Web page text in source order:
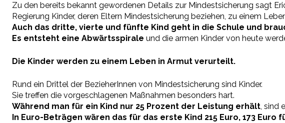
Zu den bereits bekannt gewordenen Details zur Mindestsicherung sagt
Regierung Kinder, deren Eltern Mindestsicherung beziehen, zu einem
Auch das dritte, vierte und fünfte Kind geht in die Schule und
Es entsteht eine Abwärtsspirale und die armen Kinder von heute
Die Kinder werden zu einem Leben in Armut verurteilt.
Rund ein Drittel der BezieherInnen von Mindestsicherung sind Kinder.
Sie treffen die vorgeschlagenen Maßnahmen besonders hart.
Während man für ein Kind nur 25 Prozent der Leistung erhält, sind
In Euro-Beträgen wären das für das erste Kind 215 Euro, 173 Euro